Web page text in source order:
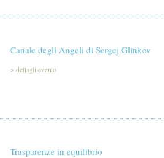
Canale degli Angeli di Sergej Glinkov
> dettagli evento
Trasparenze in equilibrio